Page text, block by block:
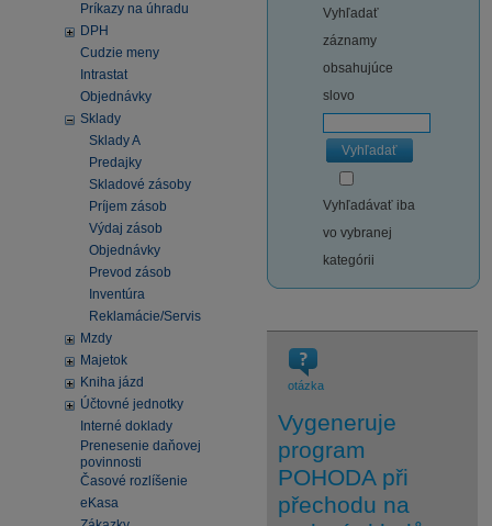
Príkazy na úhradu
DPH
Cudzie meny
Intrastat
Objednávky
Sklady
Sklady A
Predajky
Skladové zásoby
Príjem zásob
Výdaj zásob
Objednávky
Prevod zásob
Inventúra
Reklamácie/Servis
Mzdy
Majetok
Kniha jázd
Účtovné jednotky
Interné doklady
Prenesenie daňovej
povinnosti
Časové rozlíšenie
eKasa
Vyhľadať
záznamy
obsahujúce
slovo
Vyhľadať
Vyhľadávať iba
vo vybranej
kategórii
otázka
Vygeneruje
program
POHODA při
přechodu na